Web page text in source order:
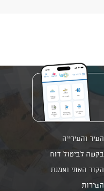
העיר והעירייה
בקשה לביטול דוח
הקוד האתי ואמנת
השירות